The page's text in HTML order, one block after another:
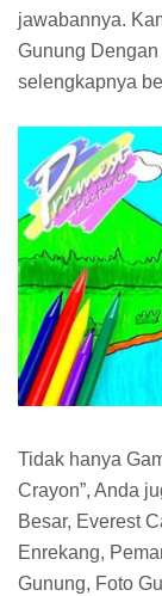
jawabannya.
Gunung
selengkapnya
Tidak hanya
Crayon”, Anda
Besar, Everest
Enrekang,
Gunung, Foto